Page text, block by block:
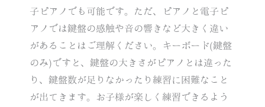
子ピアノでも可能です。ただ、ピアノと電子ピ
アノでは鍵盤の感触や音の響きなど大きく違い
があることはご理解ください。キーボード(鍵盤
のみ)ですと、鍵盤の大きさがピアノとは違った
り、鍵盤数が足りなかったり練習に困難なこと
が出てきます。お子様が楽しく練習できるよう